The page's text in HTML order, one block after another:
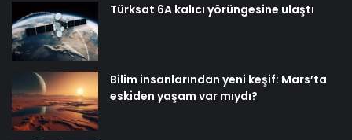
Türksat 6A kalıcı yörüngesine ulaştı
Bilim insanlarından yeni keşif: Mars’ta
eskiden yaşam var mıydı?